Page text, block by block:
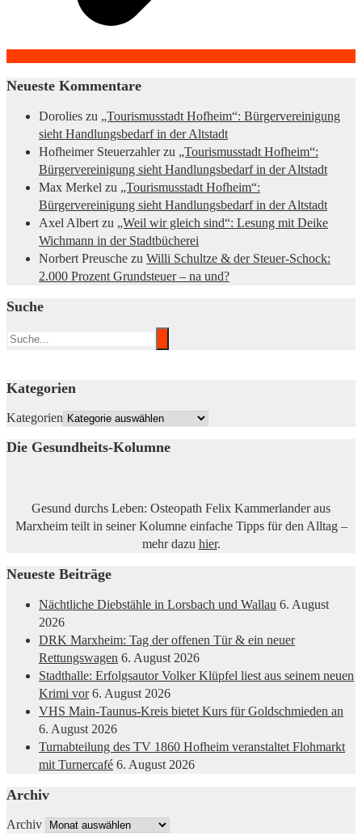
Neueste Kommentare
Dorolies zu „Tourismusstadt Hofheim“: Bürgervereinigung
sieht Handlungsbedarf in der Altstadt
Hofheimer Steuerzahlerzu „Tourismusstadt Hofheim“:
Bürgervereinigung sieht Handlungsbedarf in der Altstadt
Max Merkel zu „Tourismusstadt Hofheim“:
Bürgervereinigung sieht Handlungsbedarf in der Altstadt
Axel Albert zu „Weil wir gleich sind“: Lesung mit Deike
Wichmann in der Stadtbücherei
Norbert Preusche zu Willi Schultze & der Steuer-Schock:
2.000 Prozent Grundsteuer – na und?
Suche
Kategorien
Kategorien
Die Gesundheits-Kolumne
Gesund durchs Leben: Osteopath Felix Kammerlander aus
Marxheim teilt in seiner Kolumne einfache Tipps für den Alltag –
mehr dazu hier.
Neueste Beiträge
Nächtliche Diebstähle in Lorsbach und Wallau 6. August
2026
DRK Marxheim: Tag der offenen Tür & ein neuer
Rettungswagen 6. August 2026
Stadthalle: Erfolgsautor Volker Klüpfel liest aus seinem neuen
Krimi vor 6. August 2026
VHS Main-Taunus-Kreis bietet Kurs für Goldschmieden an
6. August 2026
Turnabteilung des TV 1860 Hofheim veranstaltet Flohmarkt
mit Turnercafé 6. August 2026
Archiv
Archiv